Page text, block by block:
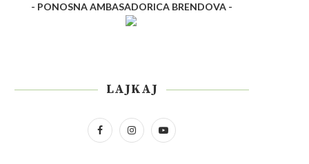
- PONOSNA AMBASADORICA BRENDOVA -
LAJKAJ